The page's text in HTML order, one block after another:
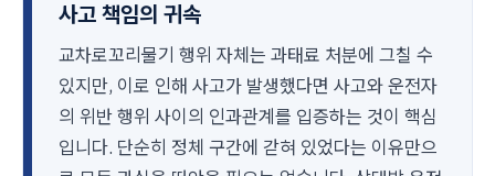
사고 책임의 귀속
교차로꼬리물기 행위 자체는 과태료 처분에 그칠 수
있지만, 이로 인해 사고가 발생했다면 사고와 운전자
의 위반 행위 사이의 인과관계를 입증하는 것이 핵심
입니다. 단순히 정체 구간에 갇혀 있었다는 이유만으